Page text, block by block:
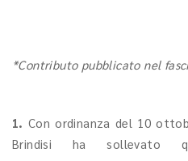
*Contributo pubblicato nel
1. Con ordinanza del 10
Brindisi ha sollevato